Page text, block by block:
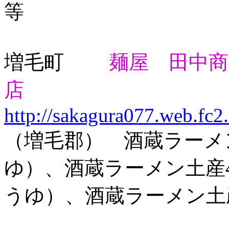
等
増毛町 麺屋 田中商
店
http://
（増毛郡） 酒蔵ラー
ゆ）、酒蔵ラーメン土
うゆ）、酒蔵ラーメン